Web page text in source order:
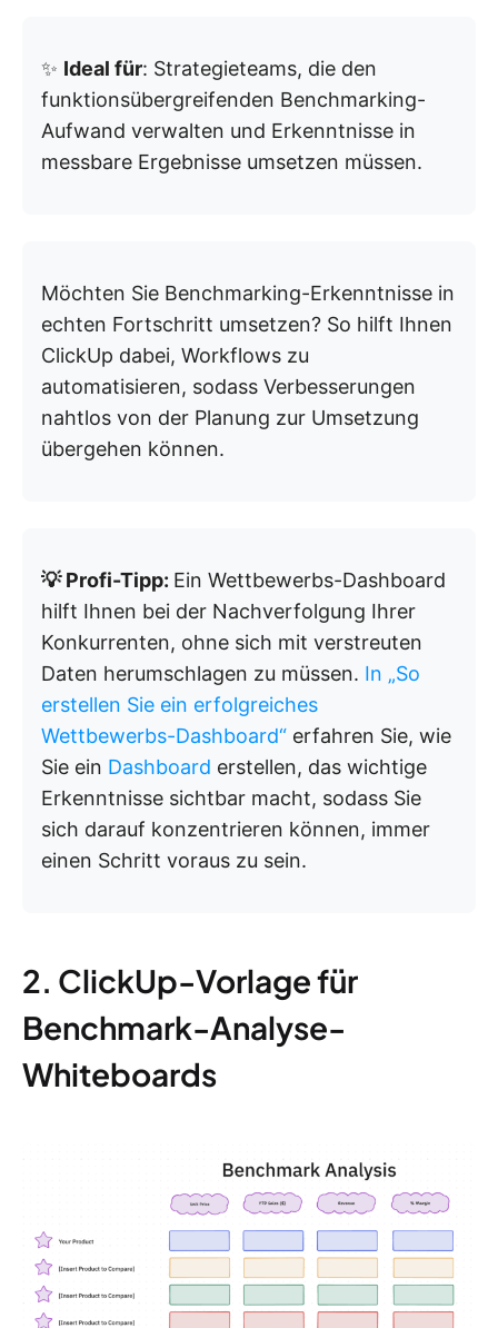
✨ Ideal für: Strategieteams, die den
funktionsübergreifenden Benchmarking-
Aufwand verwalten und Erkenntnisse in
messbare Ergebnisse umsetzen müssen.
Möchten Sie Benchmarking-Erkenntnisse in
echten Fortschritt umsetzen? So hilft Ihnen
ClickUp dabei, Workflows zu
automatisieren, sodass Verbesserungen
nahtlos von der Planung zur Umsetzung
übergehen können.
💡 Profi-Tipp: Ein Wettbewerbs-Dashboard
hilft Ihnen bei der Nachverfolgung Ihrer
Konkurrenten, ohne sich mit verstreuten
Daten herumschlagen zu müssen. In „So
erstellen Sie ein erfolgreiches
Wettbewerbs-Dashboard“ erfahren Sie, wie
Sie ein Dashboard erstellen, das wichtige
Erkenntnisse sichtbar macht, sodass Sie
sich darauf konzentrieren können, immer
einen Schritt voraus zu sein.
2. ClickUp-Vorlage für
Benchmark-Analyse-
Whiteboards